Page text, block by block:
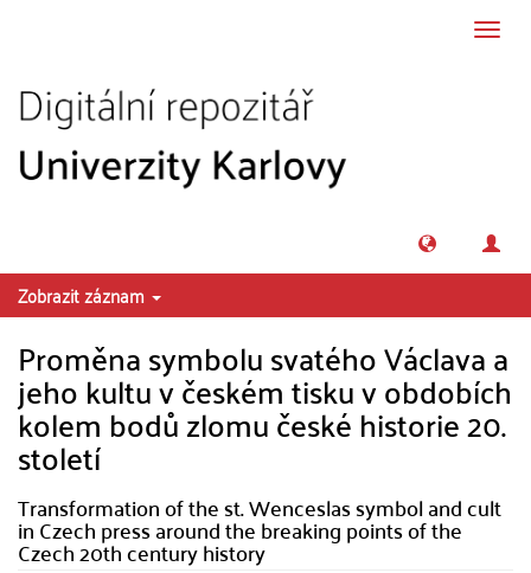
Zobrazit záznam
Proměna symbolu svatého Václava a
jeho kultu v českém tisku v obdobích
kolem bodů zlomu české historie 20.
století
Transformation of the st. Wenceslas symbol and cult
in Czech press around the breaking points of the
Czech 20th century history